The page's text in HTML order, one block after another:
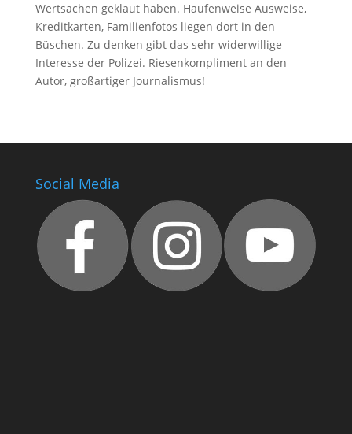
Wertsachen geklaut haben. Haufenweise Ausweise,
Kreditkarten, Familienfotos liegen dort in den
Büschen. Zu denken gibt das sehr widerwillige
Interesse der Polizei. Riesenkompliment an den
Autor, großartiger Journalismus!
Social Media